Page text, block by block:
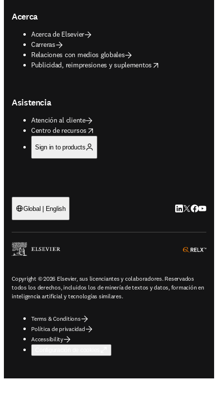
Acerca
Acerca de Elsevier
Carreras
Relaciones con medios globales
Publicidad, reimpresiones y suplementos
opens in new tab/window
Asistencia
Atención al cliente
Centro de recursos
opens in new tab/window
Sign in to products
Global | English LinkedIn se
Twitter se
Copyright © 2026 Elsevier, sus licenciantes y colaboradores. Reservados
todos los derechos, incluidos los de minería de textos y datos, formación en
inteligencia artificial y tecnologías similares.
Terms & Conditions
Política de privacidad
Accessibility